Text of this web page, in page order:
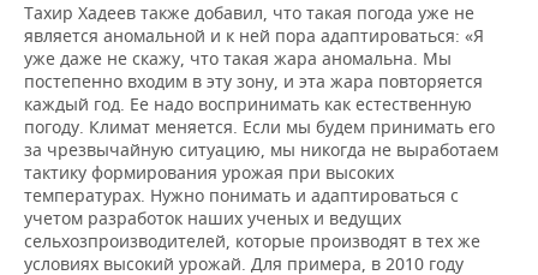
Тахир Хадеев также добавил, что такая погода уже не
является аномальной и к ней пора адаптироваться: «Я
уже даже не скажу, что такая жара аномальна. Мы
постепенно входим в эту зону, и эта жара повторяется
каждый год. Ее надо воспринимать как естественную
погоду. Климат меняется. Если мы будем принимать его
за чрезвычайную ситуацию, мы никогда не выработаем
тактику формирования урожая при высоких
температурах. Нужно понимать и адаптироваться с
учетом разработок наших ученых и ведущих
сельхозпроизводителей, которые производят в тех же
условиях высокий урожай. Для примера, в 2010 году